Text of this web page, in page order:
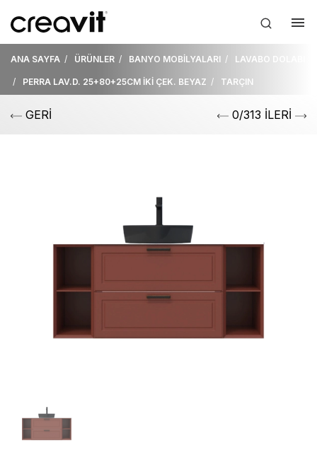
ANA SAYFA ÜRÜNLER BANYO MOBİLYALARI LAVABO DOLABI
PERRA LAV.D. 25+80+25CM İKİ ÇEK. BEYAZ TARÇIN
GERİ 0/313 İLERİ